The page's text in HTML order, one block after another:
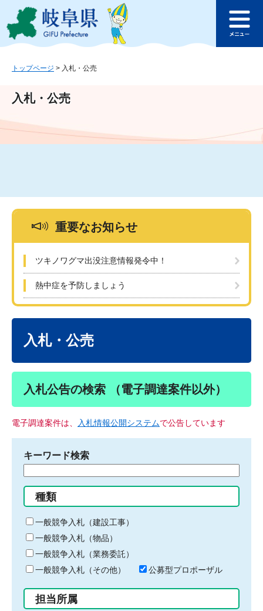
ジ
ュ
文
このページの本文へ
ュ
トップページ > 入札・公売
入札・公売
重要なお知らせ
ツキノワグマ出没注意情報発令中！
熱中症を予防しましょう
入札・公売
入札公告の検索 （電子調達案件以外）
電子調達案件は、 入札情報公開システムで公告しています
キーワード検索
る
キ
ー
ワ
ー
ド
入
力
種類
一般競争入札（建設工事）
一般競争入札（物品）
一般競争入札（業務委託）
一般競争入札（その他）
公募型プロポーザル
担当所属